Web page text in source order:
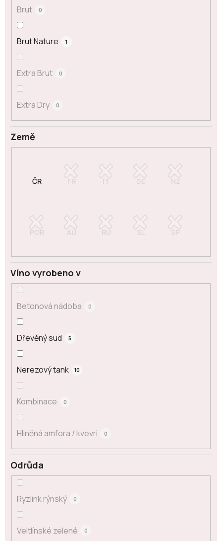
Odrůda
Ryzlink rýnský 0
Veltlínské zelené 0
Země
Brut 0
Brut Nature 1
Extra Brut 0
Extra Dry 0
Víno vyrobeno v
Betonová nádoba 0
Dřevěný sud 5
Nerezový tank 10
Kombinace 0
Hliněná amfora / kvevri 0